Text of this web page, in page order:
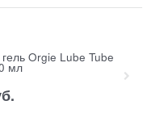
Orgie Lube Tube
мл